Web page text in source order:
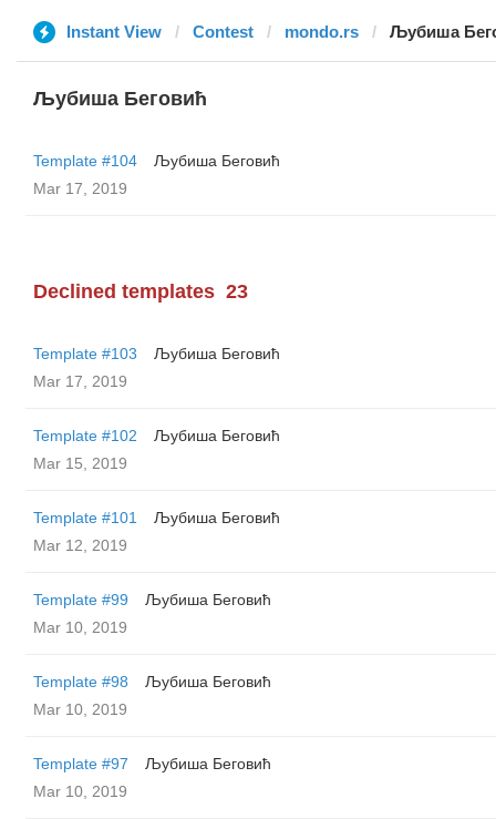
Instant View Contest mondo.rs Љубиша
Љубиша Беговић
Template #104
Љубиша Беговић
Mar 17, 2019
Declined templates 23
Template #103
Љубиша Беговић
Mar 17, 2019
Template #102
Љубиша Беговић
Mar 15, 2019
Template #101
Љубиша Беговић
Mar 12, 2019
Template #99
Љубиша Беговић
Mar 10, 2019
Template #98
Љубиша Беговић
Mar 10, 2019
Template #97
Љубиша Беговић
Mar 10, 2019